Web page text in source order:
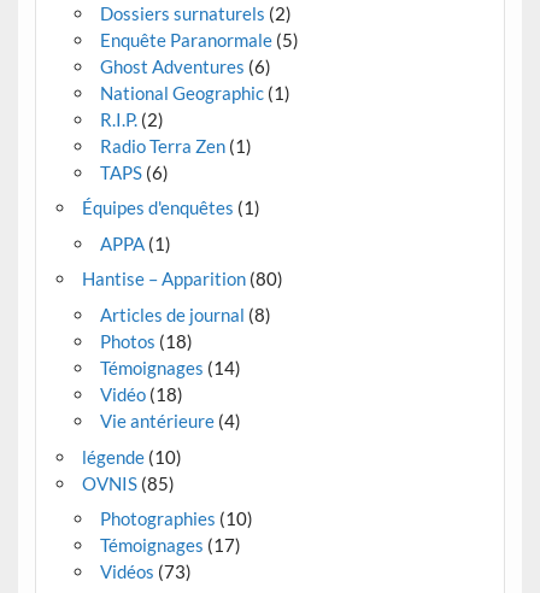
Dossiers surnaturels (2)
Enquête Paranormale(5)
Ghost Adventures (6)
National Geographic(1)
R.I.P.(2)
Radio Terra Zen(1)
TAPS(6)
Équipes d'enquêtes (1)
APPA(1)
Hantise – Apparition(80)
Articles de journal (8)
Photos (18)
Témoignages (14)
Vidéo(18)
Vie antérieure(4)
légende(10)
OVNIS(85)
Photographies (10)
Témoignages (17)
Vidéos (73)